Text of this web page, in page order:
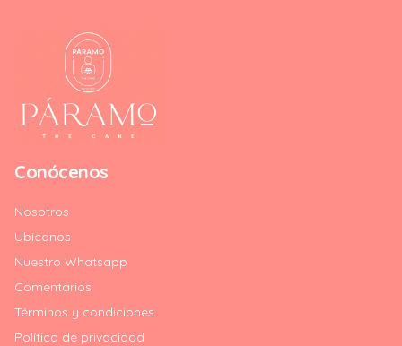
Conócenos
Nosotros
Ubicanos
Nuestro Whatsapp
Comentarios
Términos y condiciones
Política de privacidad